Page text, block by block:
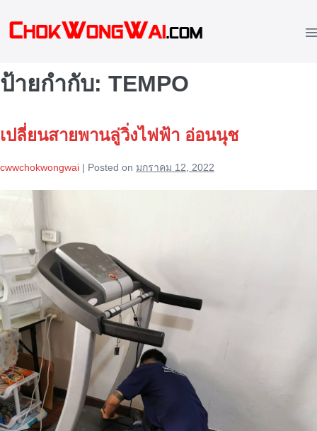
ป้ายกำกับ: TEMPO
เปลี่ยนสายพานลู่วิ่งไฟฟ้า อ่อนนุช
cwwchokwongwai | Posted on มกราคม 12, 2022
ลู่
วิ่ง
ไฟฟ้า
อ่อนนุช